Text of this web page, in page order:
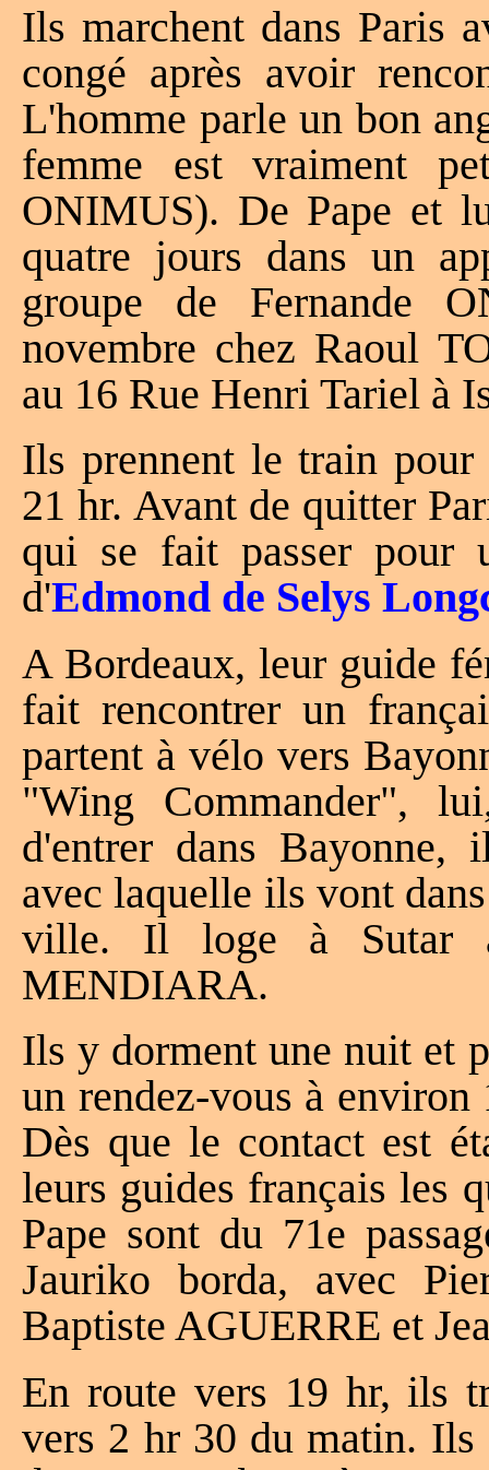
Ils marchent dans Paris
congé après avoir
L'homme parle un bon
femme est vraiment
ONIMUS). De Pape et
quatre jours dans un
groupe de Fernande
novembre chez Raoul
au 16 Rue Henri Tariel à
Ils prennent le train
21 hr. Avant de quitter
qui se fait passer pour
d'Edmond de Selys
A Bordeaux, leur guide
fait rencontrer un
partent à vélo vers
"Wing Commander",
d'entrer dans Bayonne,
avec laquelle ils vont
ville. Il loge à Sutar
MENDIARA.
Ils y dorment une nuit et
un rendez-vous à
Dès que le contact est
leurs guides français les
Pape sont du 71e
Jauriko borda, avec
Baptiste AGUERRE et
En route vers 19 hr, ils
vers 2 hr 30 du matin. Ils